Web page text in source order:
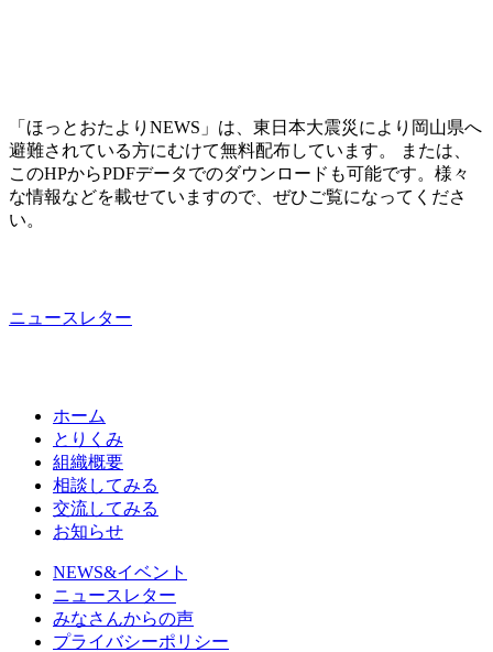
「ほっとおたよりNEWS」は、東日本大震災により岡山県へ
避難されている方にむけて無料配布しています。 または、
このHPからPDFデータでのダウンロードも可能です。様々
な情報などを載せていますので、ぜひご覧になってくださ
い。
ニュースレター
ホーム
とりくみ
組織概要
相談してみる
交流してみる
お知らせ
NEWS&イベント
ニュースレター
みなさんからの声
プライバシーポリシー